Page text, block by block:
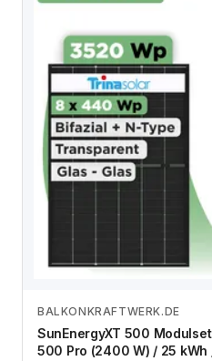
Zum
BALKONKRAFTWERK.DE
SunEnergyXT 500
500 Pro (2400 W) / 25